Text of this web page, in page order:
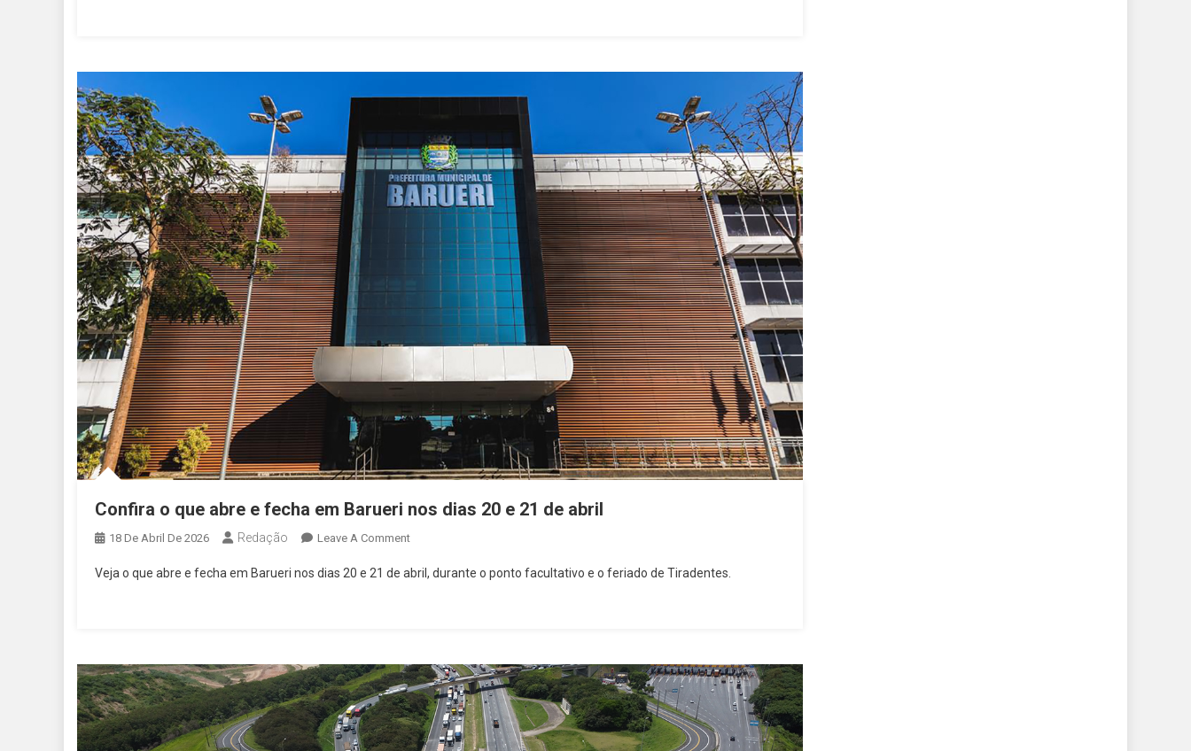
De
Tiradentes
Confira o que abre e fecha em Barueri nos dias 20 e 21 de abril
18 De Abril De 2026 Redação Leave A CommentOn
O
Em
Barueri
Nos
Dias
Veja o que abre e fecha em Barueri nos dias 20 e 21 de abril, durante o ponto facultativo e o feriado de Tiradentes.